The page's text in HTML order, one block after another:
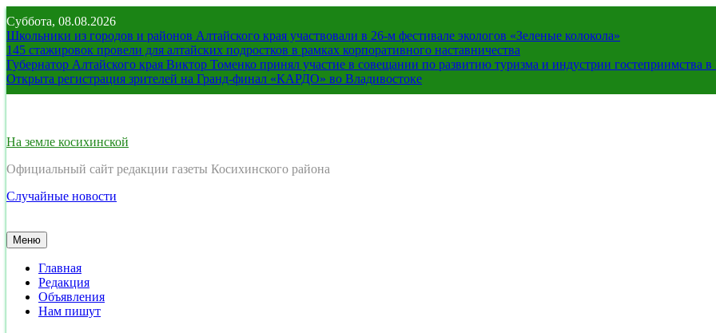
Перейти
к
содержимому
Суббота, 08.08.2026
Школьники из городов и районов Алтайского края участвовали в 26-м фестивале экологов «Зеленые колокола»
145 стажировок провели для алтайских подростков в рамках корпоративного наставничества
Губернатор Алтайского края Виктор Томенко принял участие в совещании по развитию туризма и индустрии гостеприимства
Открыта регистрация зрителей на Гранд-финал «КАРДО» во Владивостоке
На земле косихинской
Официальный сайт редакции газеты Косихинского района
Случайные новости
Меню
Главная
Редакция
Объявления
Нам пишут